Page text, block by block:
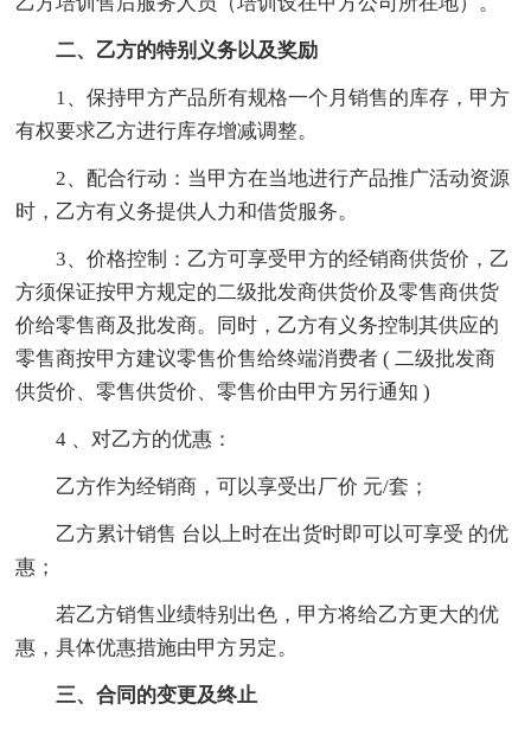
二、乙方的特别义务以及奖励
1、保持甲方产品所有规格一个月销售的库存，甲方
有权要求乙方进行库存增减调整。
2、配合行动：当甲方在当地进行产品推广活动资源
时，乙方有义务提供人力和借货服务。
3、价格控制：乙方可享受甲方的经销商供货价，乙
方须保证按甲方规定的二级批发商供货价及零售商供货
价给零售商及批发商。同时，乙方有义务控制其供应的
零售商按甲方建议零售价售给终端消费者 ( 二级批发商
供货价、零售供货价、零售价由甲方另行通知 )
4 、对乙方的优惠：
乙方作为经销商，可以享受出厂价 元/套；
乙方累计销售 台以上时在出货时即可以可享受 的优
惠；
若乙方销售业绩特别出色，甲方将给乙方更大的优
惠，具体优惠措施由甲方另定。
三、合同的变更及终止